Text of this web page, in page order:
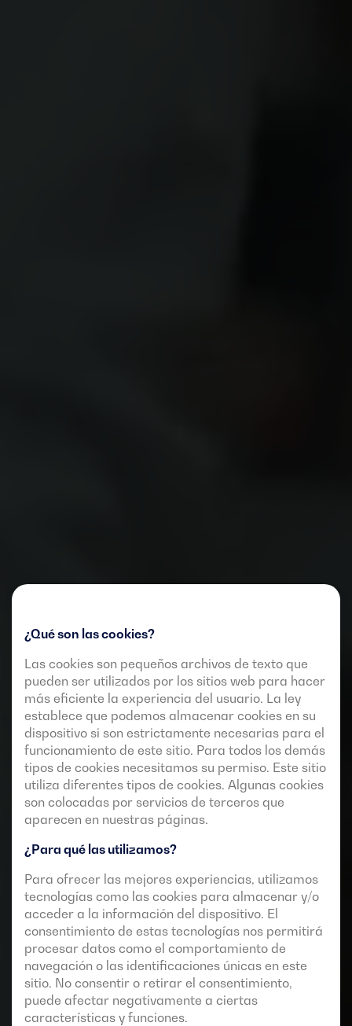
¿Qué son las cookies?
Las cookies son pequeños archivos de texto que
pueden ser utilizados por los sitios web para hacer
más eficiente la experiencia del usuario. La ley
establece que podemos almacenar cookies en su
dispositivo si son estrictamente necesarias para el
funcionamiento de este sitio. Para todos los demás
tipos de cookies necesitamos su permiso. Este sitio
utiliza diferentes tipos de cookies. Algunas cookies
son colocadas por servicios de terceros que
aparecen en nuestras páginas.
¿Para qué las utilizamos?
Para ofrecer las mejores experiencias, utilizamos
tecnologías como las cookies para almacenar y/o
acceder a la información del dispositivo. El
consentimiento de estas tecnologías nos permitirá
procesar datos como el comportamiento de
navegación o las identificaciones únicas en este
sitio. No consentir o retirar el consentimiento,
puede afectar negativamente a ciertas
características y funciones.